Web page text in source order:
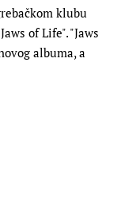
klubu
of Life". "Jaws
albuma, a